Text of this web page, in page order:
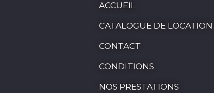
ACCUEIL
CATALOGUE DE LOCATION
CONTACT
CONDITIONS
NOS PRESTATIONS